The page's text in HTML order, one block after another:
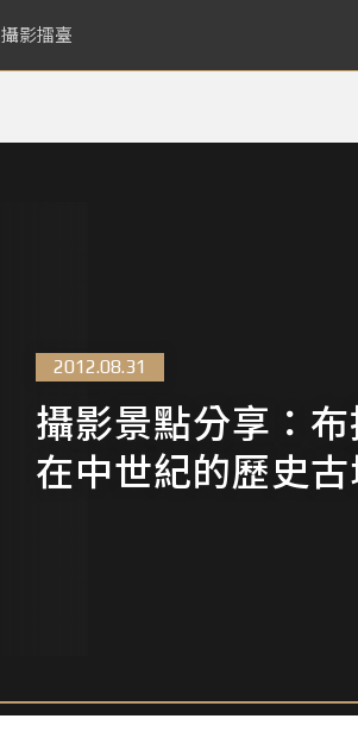
攝影擂臺
2012.08.31
攝影景點分享：
在中世紀的歷史古